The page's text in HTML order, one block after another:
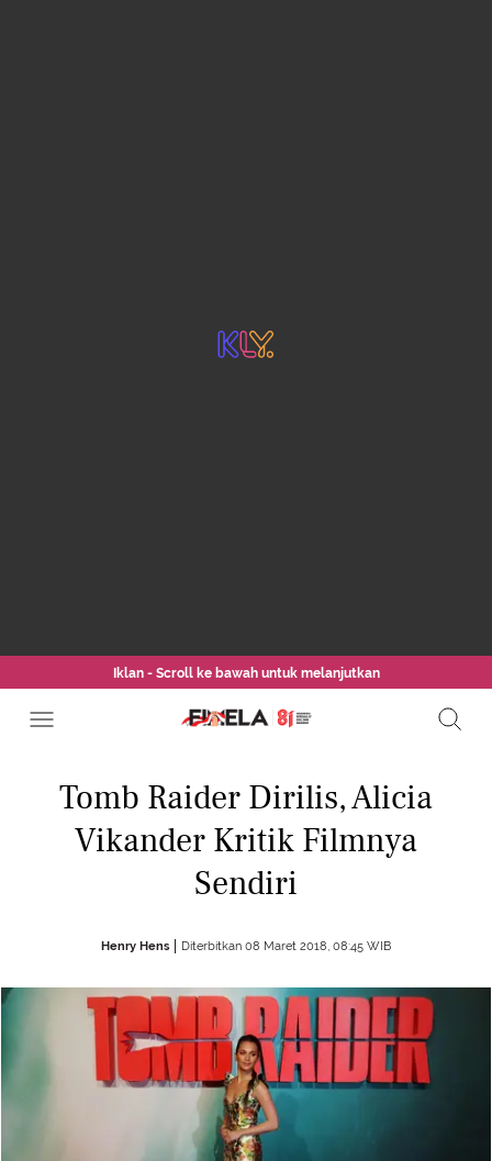
Iklan - Scroll ke bawah untuk melanjutkan
Tomb Raider Dirilis, Alicia
Vikander Kritik Filmnya
Sendiri
Henry Hens Diterbitkan 08 Maret 2018, 08:45 WIB